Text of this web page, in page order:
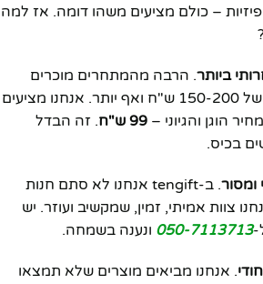
– כולם מציעים משהו דומה. אז למה
ביותר. הרבה מהמתחרים מוכרים
מוצרים דומים במחירים של 150-200 ש"ח ואף יותר. אנחנו מציעים
הוגן והגיוני – 99 ש"ח
. זה הבדל
בכיס.
ומסור
. ב-tengift אנחנו לא סתם חנות
צוות אמיתי, זמין, שמקשיב ועוזר. יש
050-7113713 ונענה בשמחה.
. אנחנו מביאים מוצרים שלא תמצאו